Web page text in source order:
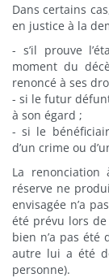
Dans certains
en justice à la
- s’il prouve
moment du
renoncé à ses
- si le futur
à son égard ;
- si le
d’un crime ou
La
réserve ne
envisagée n’a
été prévu lors de
bien n’a pas été
autre lui a été
personne).